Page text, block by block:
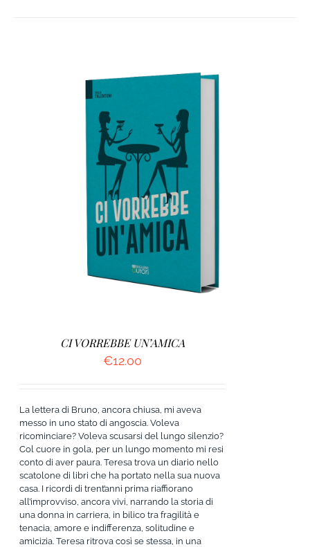
AGGIUNGI AL CARRELLO /
CI VORREBBE UN’AMICA
€12.00
La lettera di Bruno, ancora chiusa, mi aveva
messo in uno stato di angoscia. Voleva
ricominciare? Voleva scusarsi del lungo silenzio?
Col cuore in gola, per un lungo momento mi resi
conto di aver paura. Teresa trova un diario nello
scatolone di libri che ha portato nella sua nuova
casa. I ricordi di trent’anni prima riaffiorano
all’improvviso, ancora vivi, narrando la storia di
una donna in carriera, in bilico tra fragilità e
tenacia, amore e indifferenza, solitudine e
amicizia. Teresa ritrova così se stessa, in una